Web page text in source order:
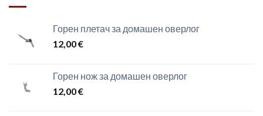
Горен плетач за домашен оверлог
12,00€
Горен нож за домашен оверлог
12,00€